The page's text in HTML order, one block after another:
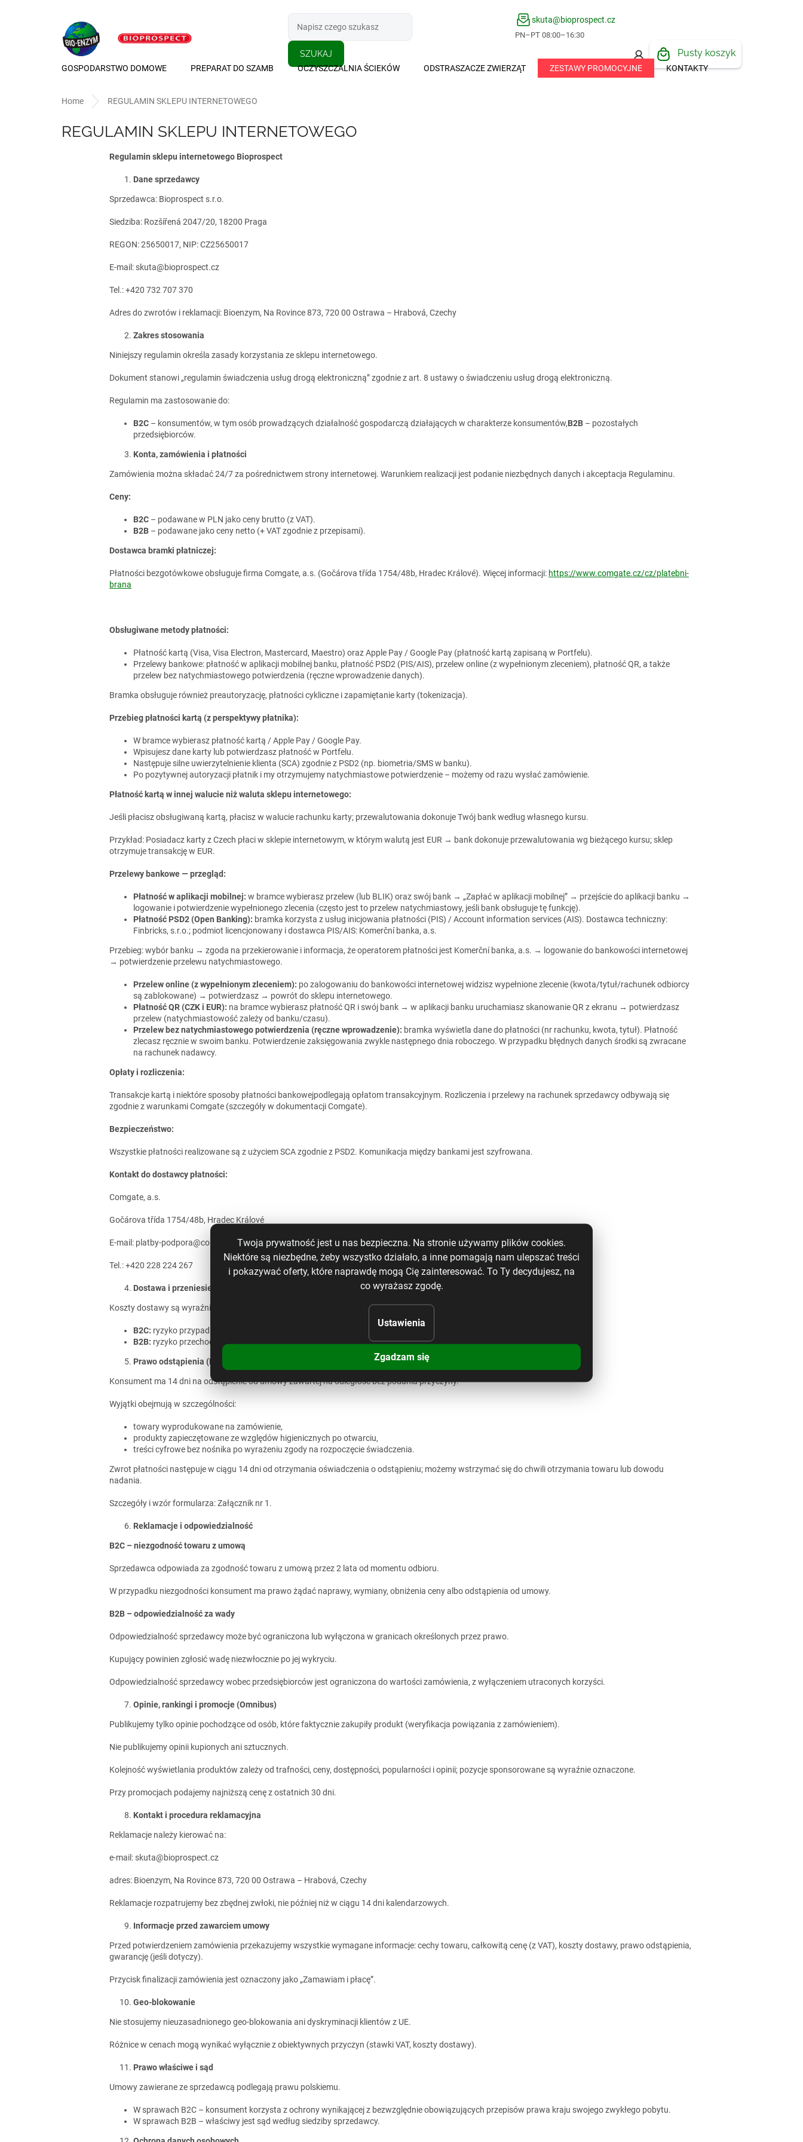
Twoja prywatność jest u nas bezpieczna. Na stronie używamy plików cookies.
Niektóre są niezbędne, żeby wszystko działało, a inne pomagają nam ulepszać treści
i pokazywać oferty, które naprawdę mogą Cię zainteresować. To Ty decydujesz, na
co wyrażasz zgodę.
Ustawienia
Zgadzam się
SZUKAJ
skuta@bioprospect.cz
PN–PT 08:00–16:30
KOSZYKPusty koszyk
GOSPODARSTWO DOMOWE PREPARAT DO SZAMB OCZYSZCZALNIA ŚCIEKÓW ODSTRASZACZE ZWIERZĄT ZESTAWY PROMOCYJNE KONTAKTY
Home REGULAMIN SKLEPU INTERNETOWEGO
REGULAMIN SKLEPU INTERNETOWEGO
Regulamin sklepu internetowego Bioprospect
Dane sprzedawcy
Sprzedawca: Bioprospect s.r.o.
Siedziba: Rozšířená 2047/20, 18200 Praga
REGON: 25650017, NIP: CZ25650017
E-mail: skuta@bioprospect.cz
Tel.: +420 732 707 370
Adres do zwrotów i reklamacji: Bioenzym, Na Rovince 873, 720 00 Ostrawa – Hrabová, Czechy
Zakres stosowania
Niniejszy regulamin określa zasady korzystania ze sklepu internetowego.
Dokument stanowi „regulamin świadczenia usług drogą elektroniczną” zgodnie z art. 8 ustawy o świadczeniu usług drogą elektroniczną.
Regulamin ma zastosowanie do:
B2C – konsumentów, w tym osób prowadzących działalność gospodarczą działających w charakterze konsumentów,B2B – pozostałych
przedsiębiorców.
Konta, zamówienia i płatności
Zamówienia można składać 24/7 za pośrednictwem strony internetowej. Warunkiem realizacji jest podanie niezbędnych danych i akceptacja Regulaminu.
Ceny:
B2C – podawane w PLN jako ceny brutto (z VAT).
B2B – podawane jako ceny netto (+ VAT zgodnie z przepisami).
Dostawca bramki płatniczej:
Płatności bezgotówkowe obsługuje firma Comgate, a.s. (Gočárova třída 1754/48b, Hradec Králové). Więcej informacji: https://www.comgate.cz/cz/platebni-
brana
Obsługiwane metody płatności:
Płatność kartą (Visa, Visa Electron, Mastercard, Maestro) oraz Apple Pay / Google Pay (płatność kartą zapisaną w Portfelu).
Przelewy bankowe: płatność w aplikacji mobilnej banku, płatność PSD2 (PIS/AIS), przelew online (z wypełnionym zleceniem), płatność QR, a także
przelew bez natychmiastowego potwierdzenia (ręczne wprowadzenie danych).
Bramka obsługuje również preautoryzację, płatności cykliczne i zapamiętanie karty (tokenizacja).
Przebieg płatności kartą (z perspektywy płatnika):
W bramce wybierasz płatność kartą / Apple Pay / Google Pay.
Wpisujesz dane karty lub potwierdzasz płatność w Portfelu.
Następuje silne uwierzytelnienie klienta (SCA) zgodnie z PSD2 (np. biometria/SMS w banku).
Po pozytywnej autoryzacji płatnik i my otrzymujemy natychmiastowe potwierdzenie – możemy od razu wysłać zamówienie.
Płatność kartą w innej walucie niż waluta sklepu internetowego:
Jeśli płacisz obsługiwaną kartą, płacisz w walucie rachunku karty; przewalutowania dokonuje Twój bank według własnego kursu.
Przykład: Posiadacz karty z Czech płaci w sklepie internetowym, w którym walutą jest EUR → bank dokonuje przewalutowania wg bieżącego kursu; sklep
otrzymuje transakcję w EUR.
Przelewy bankowe — przegląd:
Płatność w aplikacji mobilnej: w bramce wybierasz przelew (lub BLIK) oraz swój bank → „Zapłać w aplikacji mobilnej” → przejście do aplikacji banku →
logowanie i potwierdzenie wypełnionego zlecenia (często jest to przelew natychmiastowy, jeśli bank obsługuje tę funkcję).
Płatność PSD2 (Open Banking): bramka korzysta z usług inicjowania płatności (PIS) / Account information services (AIS). Dostawca techniczny:
Finbricks, s.r.o.; podmiot licencjonowany i dostawca PIS/AIS: Komerční banka, a.s.
Przebieg: wybór banku → zgoda na przekierowanie i informacja, że operatorem płatności jest Komerční banka, a.s. → logowanie do bankowości internetowej
→ potwierdzenie przelewu natychmiastowego.
Przelew online (z wypełnionym zleceniem): po zalogowaniu do bankowości internetowej widzisz wypełnione zlecenie (kwota/tytuł/rachunek odbiorcy
są zablokowane) → potwierdzasz → powrót do sklepu internetowego.
Płatność QR (CZK i EUR): na bramce wybierasz płatność QR i swój bank → w aplikacji banku uruchamiasz skanowanie QR z ekranu → potwierdzasz
przelew (natychmiastowość zależy od banku/czasu).
Przelew bez natychmiastowego potwierdzenia (ręczne wprowadzenie): bramka wyświetla dane do płatności (nr rachunku, kwota, tytuł). Płatność
zlecasz ręcznie w swoim banku. Potwierdzenie zaksięgowania zwykle następnego dnia roboczego. W przypadku błędnych danych środki są zwracane
na rachunek nadawcy.
Opłaty i rozliczenia:
Transakcje kartą i niektóre sposoby płatności bankowejpodlegają opłatom transakcyjnym. Rozliczenia i przelewy na rachunek sprzedawcy odbywają się
zgodnie z warunkami Comgate (szczegóły w dokumentacji Comgate).
Bezpieczeństwo:
Wszystkie płatności realizowane są z użyciem SCA zgodnie z PSD2. Komunikacja między bankami jest szyfrowana.
Kontakt do dostawcy płatności:
Comgate, a.s.
Gočárova třída 1754/48b, Hradec Králové
E-mail: platby-podpora@comgate.cz
Tel.: +420 228 224 267
Dostawa i przeniesienie ryzyka
Koszty dostawy są wyraźnie podane przed finalizacją zamówienia.
B2C: ryzyko przypadkowej utraty lub uszkodzenia towaru przechodzi na konsumenta w chwili odbioru.
B2B: ryzyko przechodzi na kupującego w momencie przekazania towaru przewoźnikowi (Incoterms EXW/FCA).
Prawo odstąpienia (B2C)
Konsument ma 14 dni na odstąpienie od umowy zawartej na odległość bez podania przyczyny.
Wyjątki obejmują w szczególności:
towary wyprodukowane na zamówienie,
produkty zapieczętowane ze względów higienicznych po otwarciu,
treści cyfrowe bez nośnika po wyrażeniu zgody na rozpoczęcie świadczenia.
Zwrot płatności następuje w ciągu 14 dni od otrzymania oświadczenia o odstąpieniu; możemy wstrzymać się do chwili otrzymania towaru lub dowodu
nadania.
Szczegóły i wzór formularza: Załącznik nr 1.
Reklamacje i odpowiedzialność
B2C – niezgodność towaru z umową
Sprzedawca odpowiada za zgodność towaru z umową przez 2 lata od momentu odbioru.
W przypadku niezgodności konsument ma prawo żądać naprawy, wymiany, obniżenia ceny albo odstąpienia od umowy.
B2B – odpowiedzialność za wady
Odpowiedzialność sprzedawcy może być ograniczona lub wyłączona w granicach określonych przez prawo.
Kupujący powinien zgłosić wadę niezwłocznie po jej wykryciu.
Odpowiedzialność sprzedawcy wobec przedsiębiorców jest ograniczona do wartości zamówienia, z wyłączeniem utraconych korzyści.
Opinie, rankingi i promocje (Omnibus)
Publikujemy tylko opinie pochodzące od osób, które faktycznie zakupiły produkt (weryfikacja powiązania z zamówieniem).
Nie publikujemy opinii kupionych ani sztucznych.
Kolejność wyświetlania produktów zależy od trafności, ceny, dostępności, popularności i opinii; pozycje sponsorowane są wyraźnie oznaczone.
Przy promocjach podajemy najniższą cenę z ostatnich 30 dni.
Kontakt i procedura reklamacyjna
Reklamacje należy kierować na:
e-mail: skuta@bioprospect.cz
adres: Bioenzym, Na Rovince 873, 720 00 Ostrawa – Hrabová, Czechy
Reklamacje rozpatrujemy bez zbędnej zwłoki, nie później niż w ciągu 14 dni kalendarzowych.
Informacje przed zawarciem umowy
Przed potwierdzeniem zamówienia przekazujemy wszystkie wymagane informacje: cechy towaru, całkowitą cenę (z VAT), koszty dostawy, prawo odstąpienia,
gwarancję (jeśli dotyczy).
Przycisk finalizacji zamówienia jest oznaczony jako „Zamawiam i płacę”.
Geo-blokowanie
Nie stosujemy nieuzasadnionego geo-blokowania ani dyskryminacji klientów z UE.
Różnice w cenach mogą wynikać wyłącznie z obiektywnych przyczyn (stawki VAT, koszty dostawy).
Prawo właściwe i sąd
Umowy zawierane ze sprzedawcą podlegają prawu polskiemu.
W sprawach B2C – konsument korzysta z ochrony wynikającej z bezwzględnie obowiązujących przepisów prawa kraju swojego zwykłego pobytu.
W sprawach B2B – właściwy jest sąd według siedziby sprzedawcy.